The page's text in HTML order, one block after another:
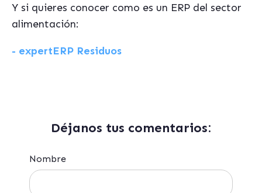
Y si quieres conocer como es un ERP del sector
alimentación:
- expertERP Residuos
Déjanos tus comentarios:
Nombre